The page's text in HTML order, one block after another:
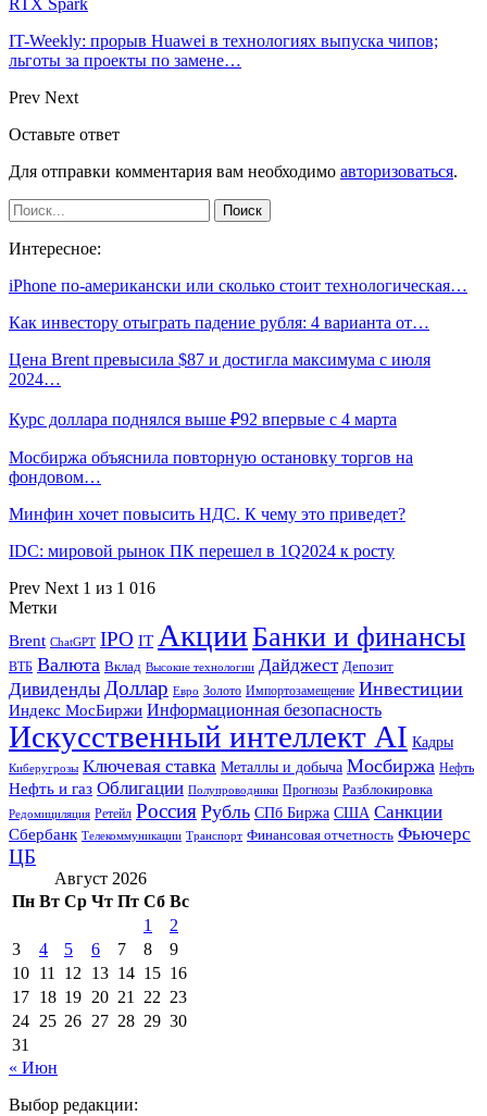
IT-Weekly: прорыв Huawei в технологиях выпуска чипов;
льготы за проекты по замене…
Prev Next
Оставьте ответ
Для отправки комментария вам необходимо авторизоваться.
Интересное:
iPhone по-американски или сколько стоит технологическая…
Как инвестору отыграть падение рубля: 4 варианта от…
Цена Brent превысила $87 и достигла максимума с июля
2024…
Курс доллара поднялся выше ₽92 впервые с 4 марта
Мосбиржа объяснила повторную остановку торгов на
фондовом…
Минфин хочет повысить НДС. К чему это приведет?
IDC: мировой рынок ПК перешел в 1Q2024 к росту
Prev Next 1 из 1 016
Метки
Brent ChatGPT IPO IT АкцииБанки и финансы
ВТБ Валюта Вклад Высокие технологии Дайджест Депозит
Дивиденды Доллар Евро Золото Импортозамещение Инвестиции
Индекс МосБиржи Информационная безопасность
Искусственный интеллект AI Кадры
Киберугрозы Ключевая ставка Металлы и добыча Мосбиржа Нефть
Нефть и газ Облигации Полупроводники Прогнозы Разблокировка
Редомициляция Ретейл Россия Рубль СПб Биржа США Санкции
Сбербанк Телекоммуникации Транспорт Финансовая отчетность Фьючерс
ЦБ
Август 2026
Пн Вт Ср Чт Пт Сб Вс
1
2
3
4 5 6 7 8
9
10 11 12 13 14 15 16
17 18 19 20 21 22 23
24 25 26 27 28 29 30
31
« Июн
Выбор редакции: